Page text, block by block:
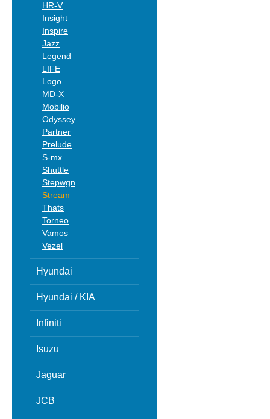
HR-V
Insight
Inspire
Jazz
Legend
LIFE
Logo
MD-X
Mobilio
Odyssey
Partner
Prelude
S-mx
Shuttle
Stepwgn
Stream
Thats
Torneo
Vamos
Vezel
Hyundai
Hyundai / KIA
Infiniti
Isuzu
Jaguar
JCB